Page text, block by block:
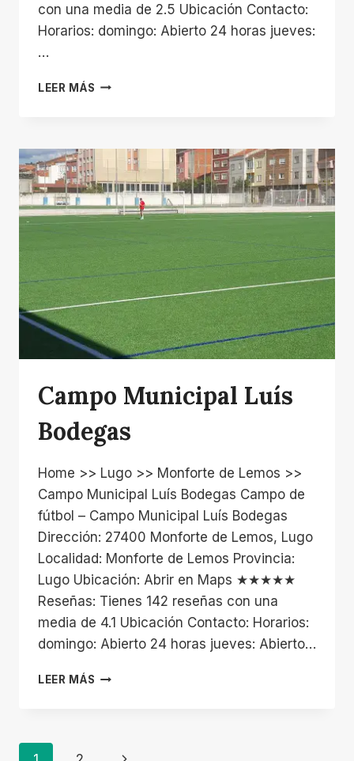
con una media de 2.5 Ubicación Contacto:
Horarios: domingo: Abierto 24 horas jueves:
…
LEER MÁS SKATEPARK
Campo Municipal Luís
Bodegas
Home >> Lugo >> Monforte de Lemos >>
Campo Municipal Luís Bodegas Campo de
fútbol – Campo Municipal Luís Bodegas
Dirección: 27400 Monforte de Lemos, Lugo
Localidad: Monforte de Lemos Provincia:
Lugo Ubicación: Abrir en Maps ★★★★★
Reseñas: Tienes 142 reseñas con una
media de 4.1 Ubicación Contacto: Horarios:
domingo: Abierto 24 horas jueves: Abierto…
LEER MÁS CAMPO